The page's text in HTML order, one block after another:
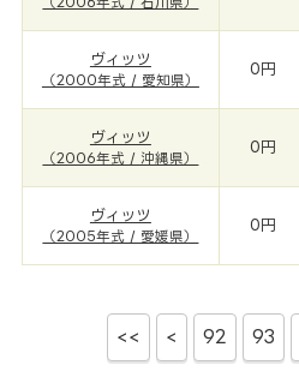
ヴィッツ
（2000年式 / 愛知県）
0円
ヴィッツ
（2006年式 / 沖縄県）
0円
ヴィッツ
（2005年式 / 愛媛県）
0円
<< < 92 93